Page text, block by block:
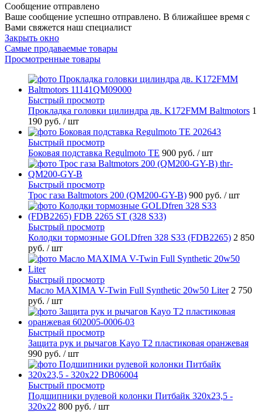
Сообщение отправлено
Ваше сообщение успешно отправлено. В ближайшее время с
Вами свяжется наш специалист
Закрыть окно
Самые продаваемые товары
Просмотренные товары
Быстрый просмотр
Прокладка головки цилиндра дв. K172FMM Baltmotors 1
190 руб. / шт
Быстрый просмотр
Боковая подставка Regulmoto TE 900 руб. / шт
Быстрый просмотр
Трос газа Baltmotors 200 (QM200-GY-B) 900 руб. / шт
Быстрый просмотр
Колодки тормозные GOLDfren 328 S33 (FDB2265) 2 850
руб. / шт
Быстрый просмотр
Масло MAXIMA V-Twin Full Synthetic 20w50 Liter 2 750
руб. / шт
Быстрый просмотр
Защита рук и рычагов Kayo T2 пластиковая оранжевая
990 руб. / шт
Быстрый просмотр
Подшипники рулевой колонки Питбайк 320x23,5 -
320x22 800 руб. / шт